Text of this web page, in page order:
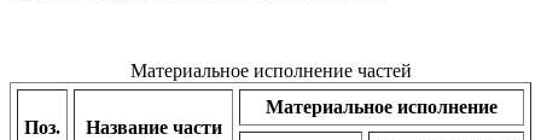
Материальное исполнение частей
Поз. Название части
Материальное исполнение